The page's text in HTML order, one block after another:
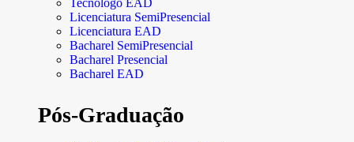
Tecnólogo EAD
Licenciatura SemiPresencial
Licenciatura EAD
Bacharel SemiPresencial
Bacharel Presencial
Bacharel EAD
Pós-Graduação